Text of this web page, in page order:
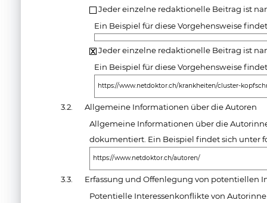
Jeder einzelne redaktionelle Beitrag ist
Ein Beispiel für diese Vorgehensweise
Jeder einzelne redaktionelle Beitrag ist
Ein Beispiel für diese Vorgehensweise
https://www.netdoktor.ch/krankheiten/cluster-
3.2.
Allgemeine Informationen über die Autoren
Allgemeine Informationen über die
dokumentiert. Ein Beispiel findet sich unter
https://www.netdoktor.ch/autoren/
3.3.
Erfassung und Offenlegung von potentiellen
Potentielle Interessenkonflikte von